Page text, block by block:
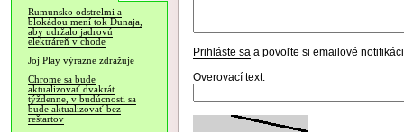
Rumunsko odstrelmi a
blokádou mení tok Dunaja,
aby udržalo jadrovú
elektráreň v chode
Joj Play výrazne zdražuje
Chrome sa bude
aktualizovať dvakrát
týždenne, v budúcnosti sa
bude aktualizovať bez
reštartov
Prihláste sa a povoľte si emailové
Overovací text: